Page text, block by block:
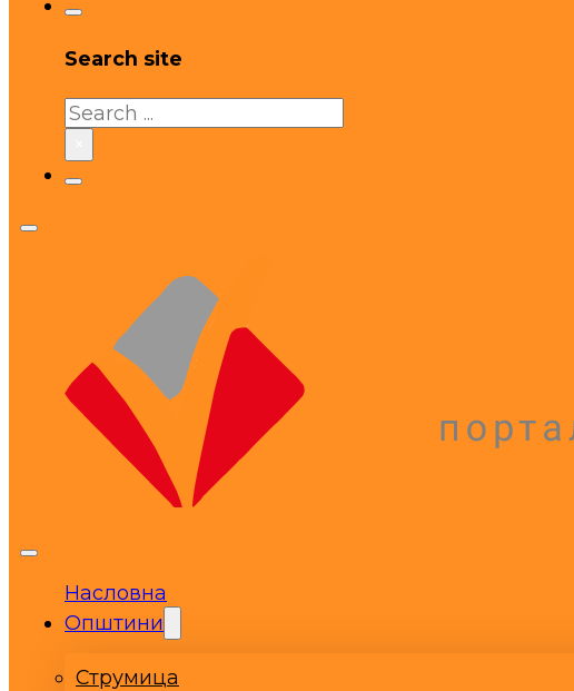
Search site
Search
Насловна
Општини
Струмица